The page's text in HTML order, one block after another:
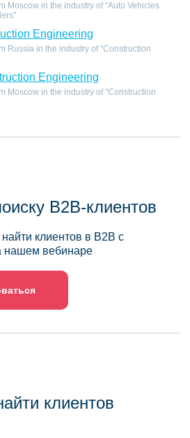
Moscow in the industry of "Auto Vehicles
Engineering
Russia in the industry of "Construction
Engineering
Moscow in the industry of "Construction
B2B-клиентов
клиентов в B2B с
нашем вебинаре
клиентов